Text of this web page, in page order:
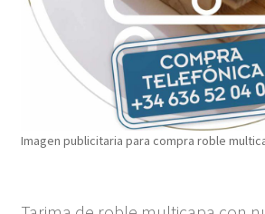
Imagen publicitaria para compra roble